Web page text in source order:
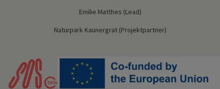
Emilie Matthes (Lead)
Naturpark Kaunergrat (Projektpartner)